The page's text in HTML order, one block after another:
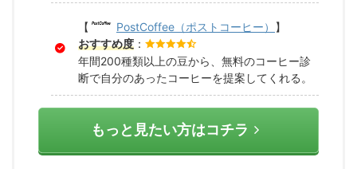
【 PostCoffee（ポストコーヒー）
】
おすすめ度 ：
年間200種類以上の豆から、無料のコーヒー診
断で自分のあったコーヒーを提案してくれる。
もっと見たい方はコチラ